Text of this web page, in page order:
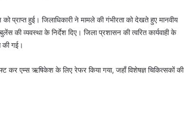
प्राप्त हुई। जिलाधिकारी ने मामले की गंभीरता को देखते हुए मानवीय
की व्यवस्था के निर्देश दिए। जिला प्रशासन की त्वरित कार्यवाही के
की गई।
कर एम्स ऋषिकेश के लिए रेफर किया गया, जहाँ विशेषज्ञ चिकित्सकों की